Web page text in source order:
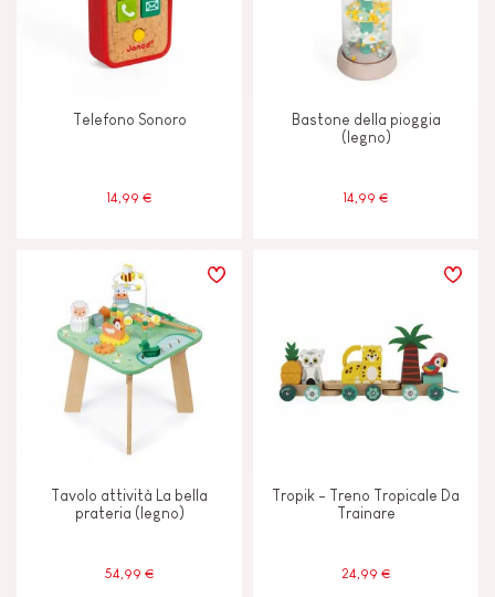
Scambiare e condividere
Campanella o sonaglio
Colori ad Acqua
Telefono Sonoro
14,99 €
Bastone della pioggia
(legno)
14,99 €
Tavolo attività La bella
prateria (legno)
54,99 €
Tropik - Treno Tropicale Da
Trainare
24,99 €